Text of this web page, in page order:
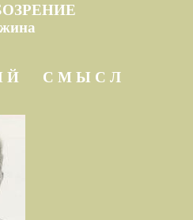
Ы Й С М Ы С Л